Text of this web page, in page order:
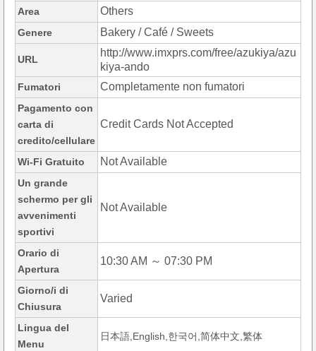
Area Others
Genere Bakery / Café / Sweets
URL
http://www.imxprs.com/free/azukiya/azu
kiya-ando
Fumatori Completamente non fumatori
Pagamento con
carta di
credito/cellulare
Credit Cards Not Accepted
Wi-Fi Gratuito Not Available
Un grande
schermo per gli
avvenimenti
sportivi
Not Available
Orario di
Apertura
10:30 AM ～ 07:30 PM
Giorno/i di
Chiusura
Varied
Lingua del
Menu
日本語,English,한국어,简体中文,繁体